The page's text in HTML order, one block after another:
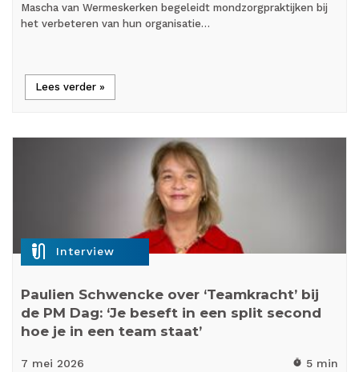
Mascha van Wermeskerken begeleidt mondzorgpraktijken bij
het verbeteren van hun organisatie…
Lees verder »
mic_external_on Interview
Paulien Schwencke over ‘Teamkracht’ bij
de PM Dag: ‘Je beseft in een split second
hoe je in een team staat’
7 mei 2026 timer 5 min